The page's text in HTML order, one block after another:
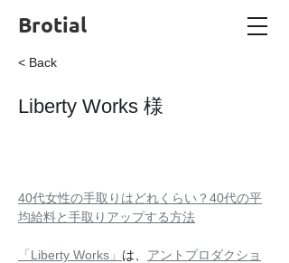
Brotial
< Back
Liberty Works 様
40代女性の手取りはどれくらい？40代の平
均給料と手取りアップする方法
「Liberty Works」 は、 アントプロダクショ